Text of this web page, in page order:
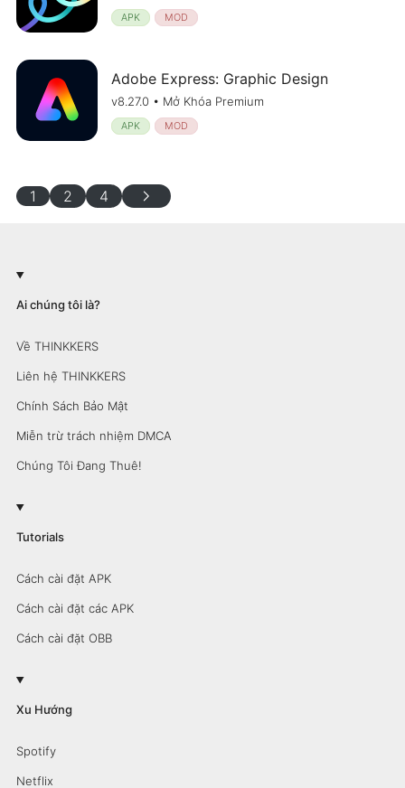
APK MOD
Adobe Express: Graphic Design
v8.27.0 • Mở Khóa Premium
APK MOD
1 2 4 chevron_right
Ai chúng tôi là?
Về THINKKERS
Liên hệ THINKKERS
Chính Sách Bảo Mật
Miễn trừ trách nhiệm DMCA
Chúng Tôi Đang Thuê!
Tutorials
Cách cài đặt APK
Cách cài đặt các APK
Cách cài đặt OBB
Xu Hướng
Spotify
Netflix